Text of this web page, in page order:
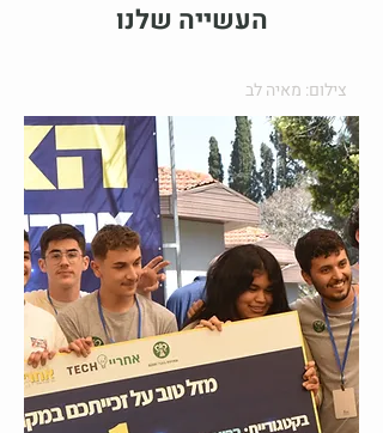
העשייה שלנו
צילום: מאיה לב